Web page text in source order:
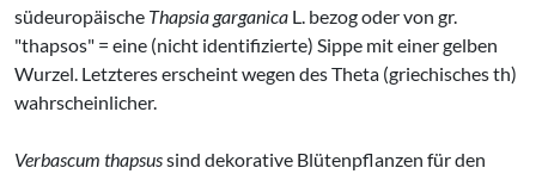
südeuropäische Thapsia garganica L. bezog oder von gr.
"thapsos" = eine (nicht identifizierte) Sippe mit einer gelben
Wurzel. Letzteres erscheint wegen des Theta (griechisches th)
wahrscheinlicher.
Verbascum thapsussind dekorative Blütenpflanzen für den